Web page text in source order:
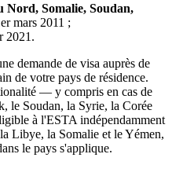
Somalie, Soudan,
mars 2011 ;
2021.
demande de visa auprès de
de votre pays de résidence.
— y compris en cas de
le Soudan, la Syrie, la Corée
à l'ESTA indépendamment
Libye, la Somalie et le Yémen,
le pays s'applique.